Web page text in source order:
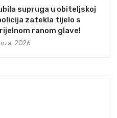
supruga u obiteljskoj
zatekla tijelo s
ranom glave!
2026